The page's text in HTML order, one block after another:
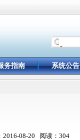
务指南 系统公告
2016-08-20 阅读：304